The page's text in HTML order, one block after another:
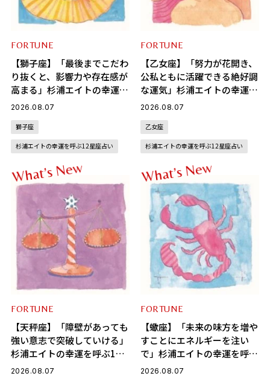
FORTUNE
【獅子座】「最後までこだわ
り抜くと、影響力や存在感が
高まる」杉浦エイトの幸運を
呼ぶ12星座占い（8/7～
2026.08.07
獅子座
杉浦エイトの幸運を呼ぶ12星座占い
FORTUNE
【乙女座】「努力が花開き、
公私ともに活躍できる絶好調
な運気」杉浦エイトの幸運を
呼ぶ12星座占い（8/7～
2026.08.07
乙女座
杉浦エイトの幸運を呼ぶ12星座占い
What’s New
FORTUNE
【天秤座】「障壁があっても
強い意志で突破していける」
杉浦エイトの幸運を呼ぶ12
星座占い（8/7～9/6）
2026.08.07
What’s New
FORTUNE
【蠍座】「未来の味方を増や
すことにエネルギーを注い
で」杉浦エイトの幸運を呼ぶ
12星座占い（8/7～9/6）
2026.08.07